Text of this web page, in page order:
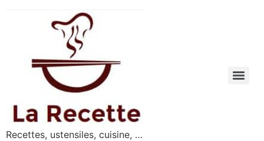
Recettes, ustensiles, cuisine, …